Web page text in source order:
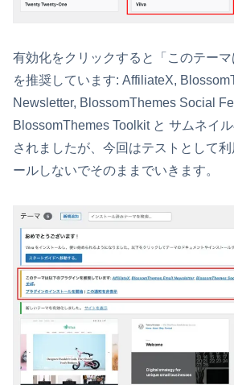
有効化をクリックすると「このテー
を推奨しています: AffiliateX,
Newsletter, BlossomThemes Social
BlossomThemes Toolkit と サムネイ
されましたが、今回はテストとして
ールしないでそのままでいきます。